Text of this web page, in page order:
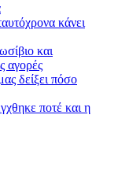
κάνει
και
αγορές
δείξει πόσο
ποτέ και η